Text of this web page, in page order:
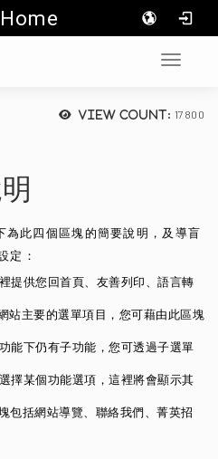
Home
Toggle
View count: 17800
為此四個區塊的簡要說明，及導盲
定：
提供您回首頁、友善列印、語言轉
站主要的選單項目，您可藉由此區塊
能下仍有子功能，您可透過子選單
擇某個功能選項，這裡將會顯示其
包括網站導覽、聯絡我們、菁英招